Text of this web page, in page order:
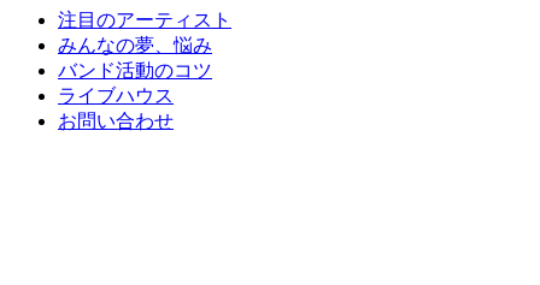
注目のアーティスト
みんなの夢、悩み
バンド活動のコツ
ライブハウス
お問い合わせ